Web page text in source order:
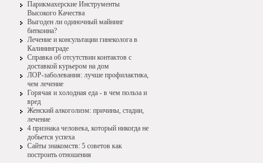
Парикмахерские Инструменты
Высокого Качества
Выгоден ли одиночный майнинг
биткоина?
Лечение и консультации гинеколога в
Калининграде
Справка об отсутствии контактов с
доставкой курьером на дом
ЛОР-заболевания: лучше профилактика,
чем лечение
Горячая и холодная еда - в чем польза и
вред
Женский алкоголизм: причины, стадии,
лечение
4 признака человека, который никогда не
добьется успеха
Сайты знакомств: 5 советов как
построить отношения